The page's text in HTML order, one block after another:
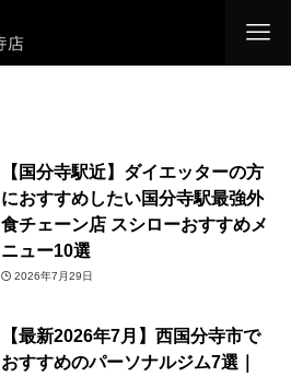
【国分寺駅近】ダイエッターの方
におすすめしたい国分寺駅最強外
食チェーン店 スシローおすすめメ
ニュー10選
2026年7月29日
【最新2026年7月】西国分寺市で
おすすめのパーソナルジム7選｜